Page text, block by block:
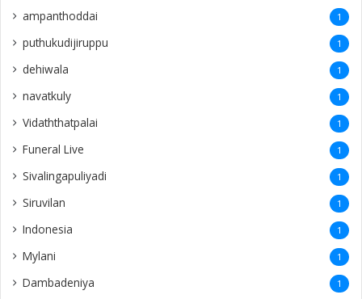
ampanthoddai 1
puthukudijiruppu 1
dehiwala 1
navatkuly 1
Vidaththatpalai 1
Funeral Live 1
Sivalingapuliyadi 1
Siruvilan 1
Indonesia 1
Mylani 1
Dambadeniya 1